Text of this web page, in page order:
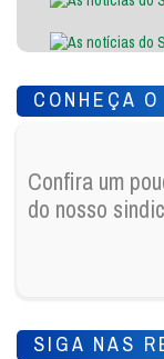
CONHEÇA
Confira um
do nosso
SIGA NAS